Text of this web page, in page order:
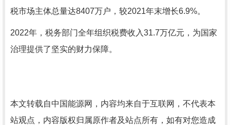
税市场主体总量达8407万户，较2021年末增长6.9%。
2022年，税务部门全年组织税费收入31.7万亿元，为国家
治理提供了坚实的财力保障。
本文转载自中国能源网，内容均来自于互联网，不代表本
站观点，内容版权归属原作者及站点所有，如有对您造成